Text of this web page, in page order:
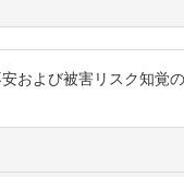
および被害リスク知